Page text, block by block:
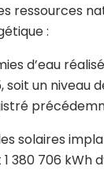
ressources
:
d’eau
soit un niveau
solaires
380 706 kWh